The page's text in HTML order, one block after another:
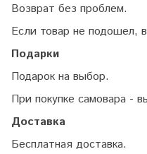
Возврат без проблем.
Если товар не подошел,
Подарки
Подарок на выбор.
При покупке самовара -
Доставка
Бесплатная доставка.